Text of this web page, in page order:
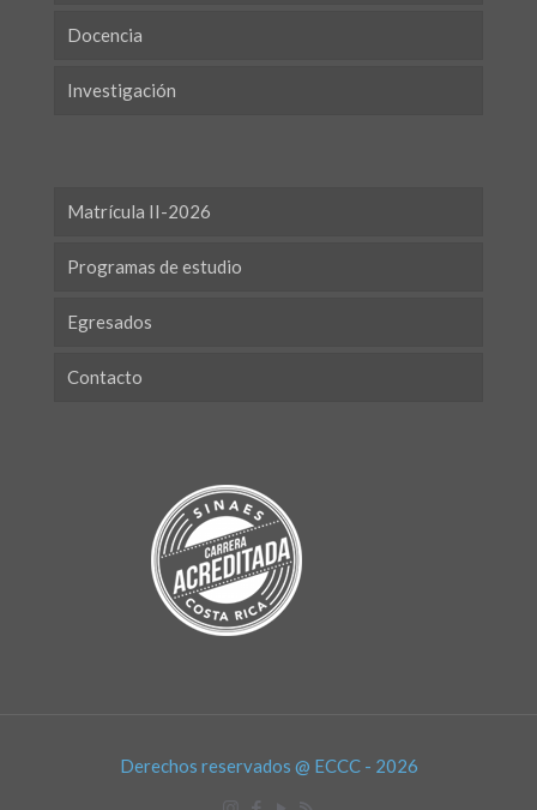
Docencia
Investigación
Matrícula II-2026
Programas de estudio
Egresados
Contacto
Derechos reservados @ ECCC - 2026